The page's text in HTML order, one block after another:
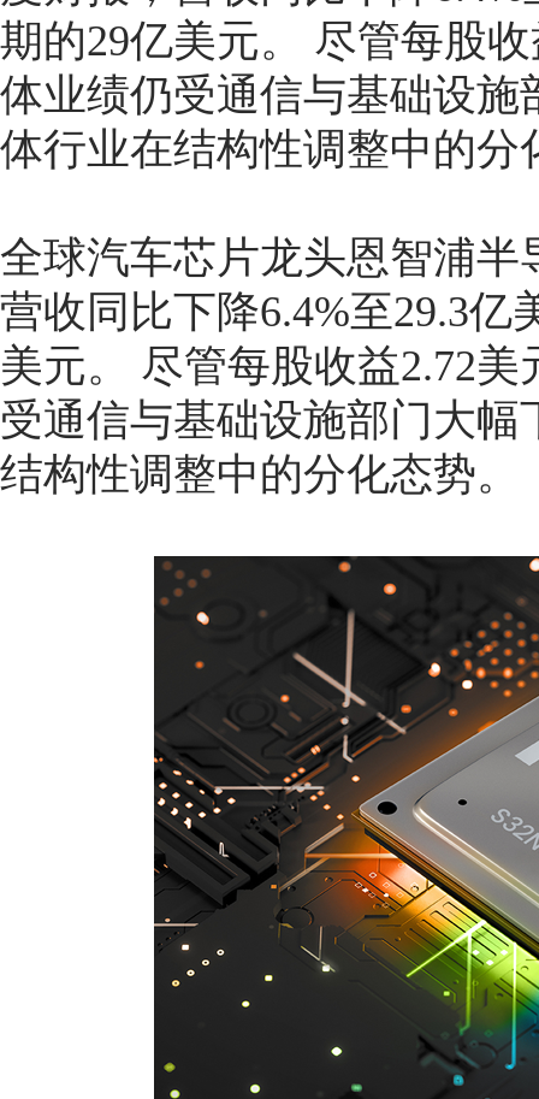
期的29亿美元。 尽管每股
体业绩仍受通信与基础设
体行业在结构性调整中的分
全球汽车芯片龙头恩智浦半
营收同比下降6.4%至29.3
美元。 尽管每股收益2.72
受通信与基础设施部门大
结构性调整中的分化态势。